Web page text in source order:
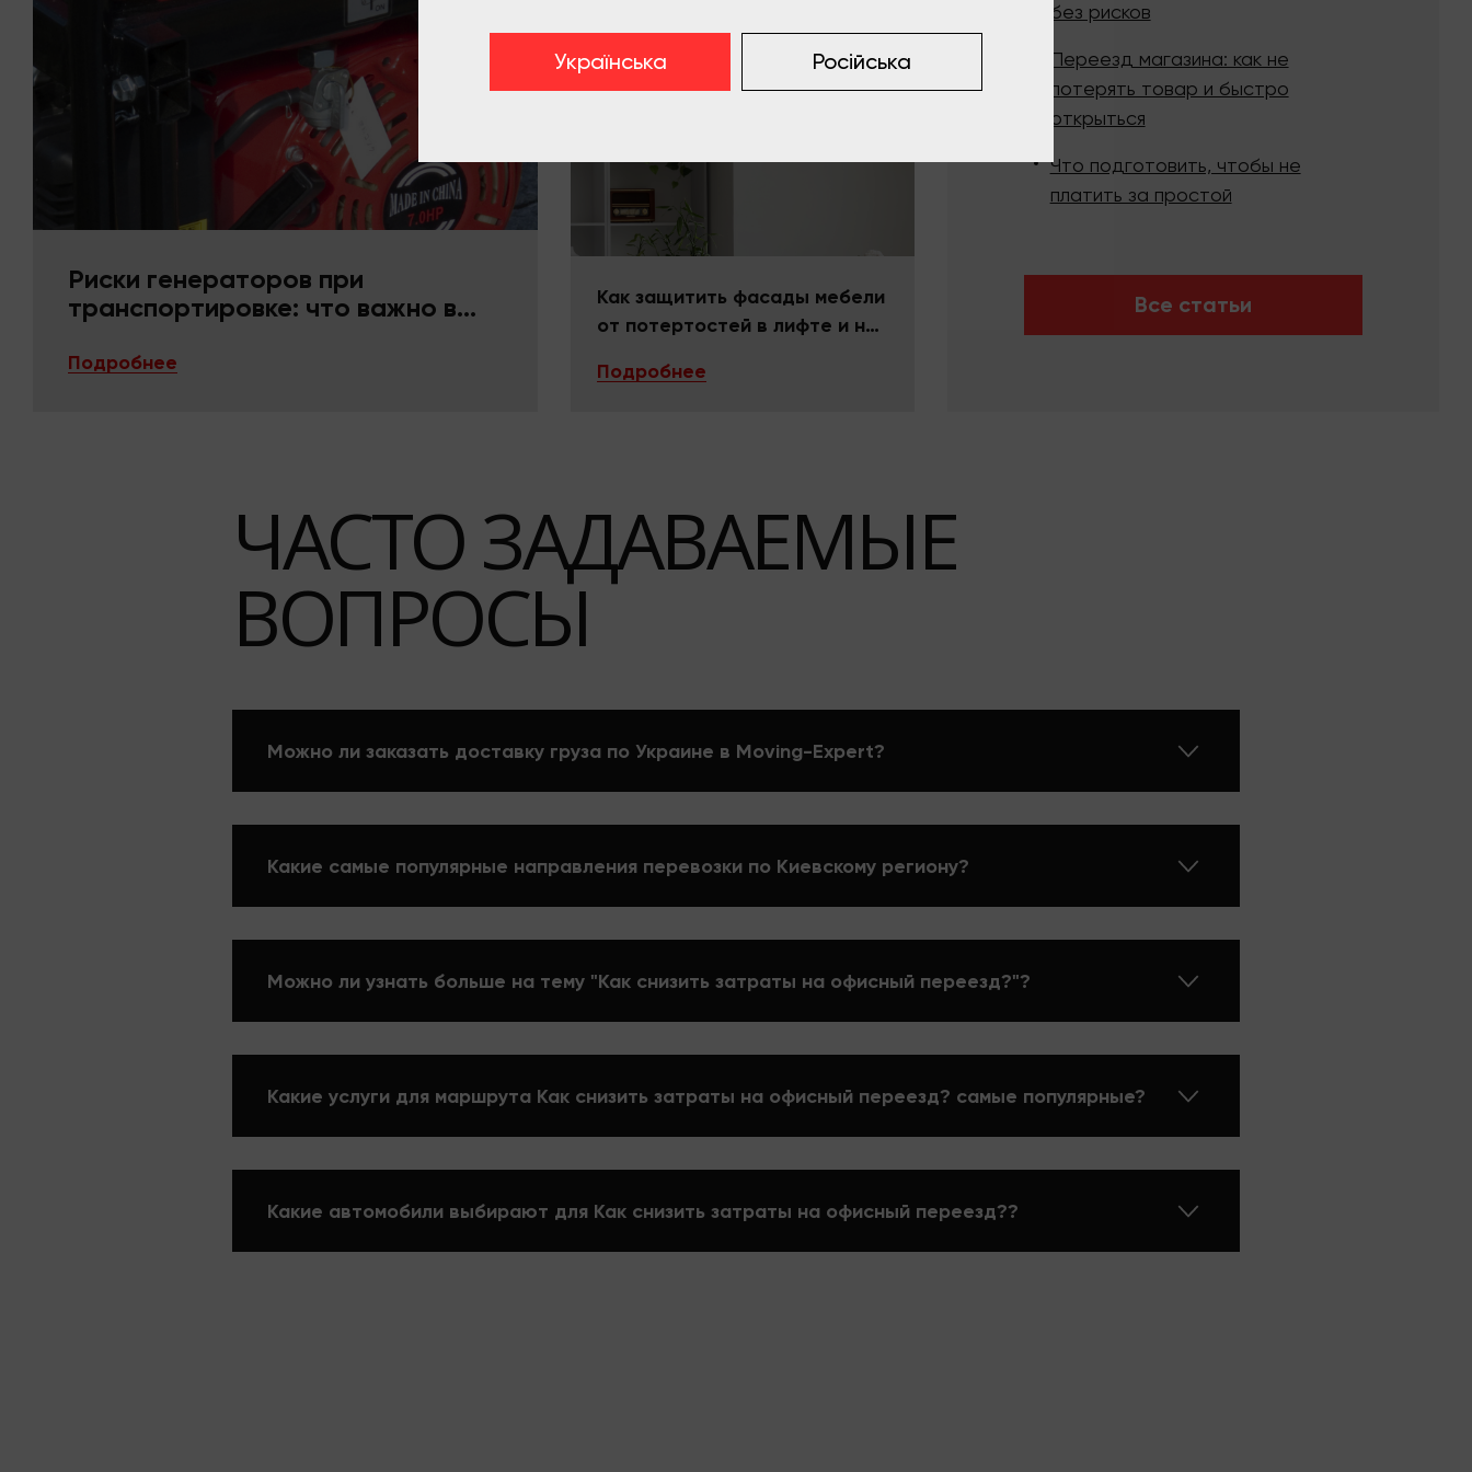
Риски генераторов при
транспортировке: что важно в
Подробнее
Как защитить фасады мебели
от потертостей в лифте и на
Подробнее
без рисков
Переезд магазина: как не
потерять товар и быстро
открыться
Что подготовить, чтобы не
платить за простой
Все статьи
ЧАСТО ЗАДАВАЕМЫЕ
ВОПРОСЫ
Можно ли заказать доставку груза по Украине в Moving-Expert?
Какие самые популярные направления перевозки по Киевскому региону?
Можно ли узнать больше на тему "Как снизить затраты на офисный переезд?"?
Какие услуги для маршрута Как снизить затраты на офисный переезд? самые популярные?
Какие автомобили выбирают для Как снизить затраты на офисный переезд??
Українська Російська